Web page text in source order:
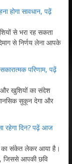
होगा सावधान, पढ़ें
से भरा रह सकता
से निर्णय लेना आपके
परिणाम, पढ़ें
और खुशियों का संदेश
सुकून देगा और
रहेगा दिन? पढ़ें आज
का संकेत लेकर आया है।
जिससे आपकी छवि